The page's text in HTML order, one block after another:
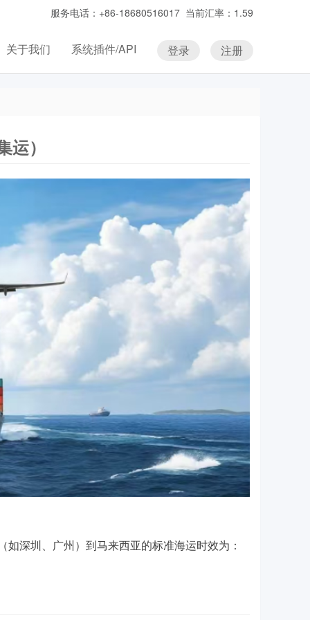
服务电话：+86-18680516017 当前汇率：1.59
关于我们 系统插件/API 登录 注册
）
如深圳、广州）到马来西亚的标准海运时效为：